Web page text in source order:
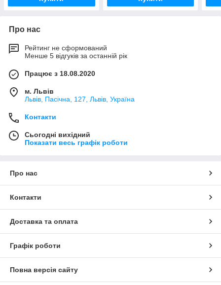
Про нас
Рейтинг не сформований
Менше 5 відгуків за останній рік
Працює з 18.08.2020
м. Львів
Львів, Пасічна, 127, Львів, Україна
Контакти
Сьогодні вихідний
Показати весь графік роботи
Про нас
Контакти
Доставка та оплата
Графік роботи
Повна версія сайту